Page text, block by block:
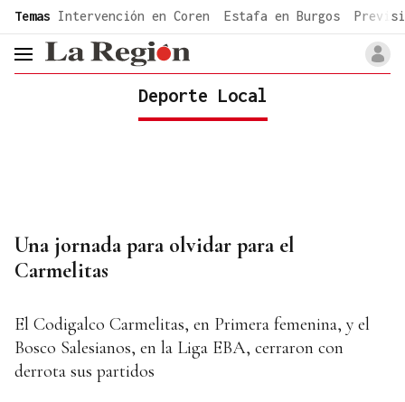
common.go-to-content
Temas Intervención en Coren Estafa en Burgos
header.menu.open
Deporte Local
Una jornada para olvidar para el
Carmelitas
El Codigalco Carmelitas, en Primera femenina, y el
Bosco Salesianos, en la Liga EBA, cerraron con
derrota sus partidos